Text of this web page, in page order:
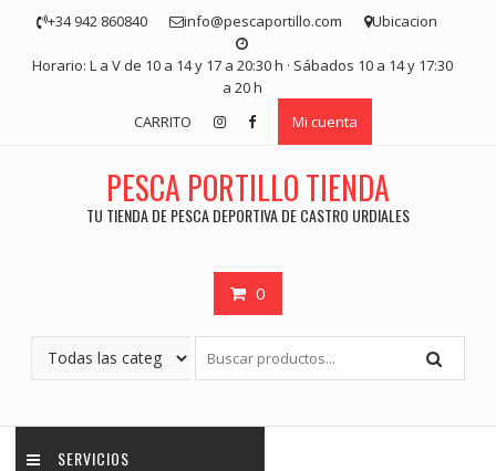
contenido
+34 942 860840 info@pescaportillo.com Ubicacion
Horario: L a V de 10 a 14 y 17 a 20:30 h · Sábados 10 a 14 y 17:30
a 20 h
CARRITO
Mi cuenta
PESCA PORTILLO TIENDA
TU TIENDA DE PESCA DEPORTIVA DE CASTRO URDIALES
0
SERVICIOS